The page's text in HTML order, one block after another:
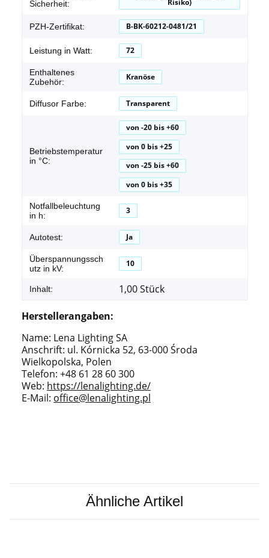
Sicherheit:
Risiko)
PZH-Zertifikat: B-BK-60212-0481/21
Leistung in Watt: 72
Enthaltenes
Zubehör:
Kranöse
Diffusor Farbe: Transparent
Betriebstemperatur
in °C:
von -20 bis +60
von 0 bis +25
von -25 bis +60
von 0 bis +35
Notfallbeleuchtung
in h:
3
Autotest: Ja
Überspannungssch
utz in kV:
10
Inhalt: 1,00 Stück
Herstellerangaben:
Name: Lena Lighting SA
Anschrift: ul. Kórnicka 52, 63-000 Środa
Wielkopolska, Polen
Telefon: +48 61 28 60 300
Web: https://lenalighting.de/
E-Mail: office@lenalighting.pl
Ähnliche Artikel